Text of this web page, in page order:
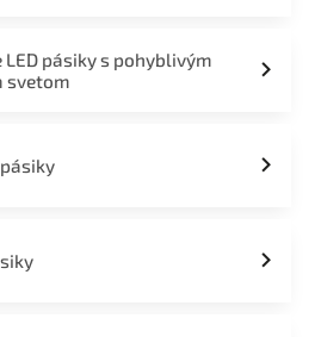
LED pásiky s pohyblivým
svetom
pásiky